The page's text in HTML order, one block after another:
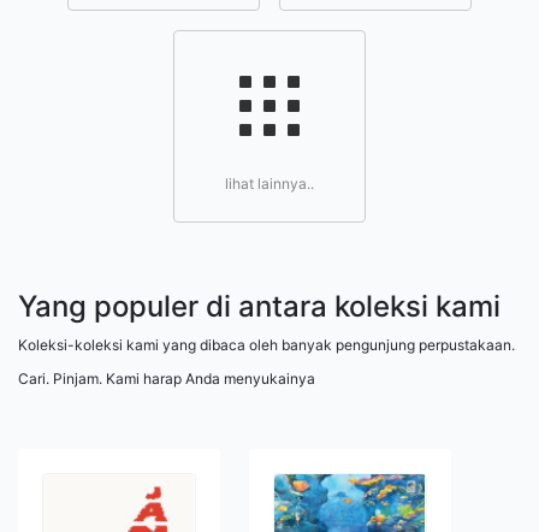
lihat lainnya..
Yang populer di antara koleksi kami
Koleksi-koleksi kami yang dibaca oleh banyak pengunjung perpustakaan.
Cari. Pinjam. Kami harap Anda menyukainya